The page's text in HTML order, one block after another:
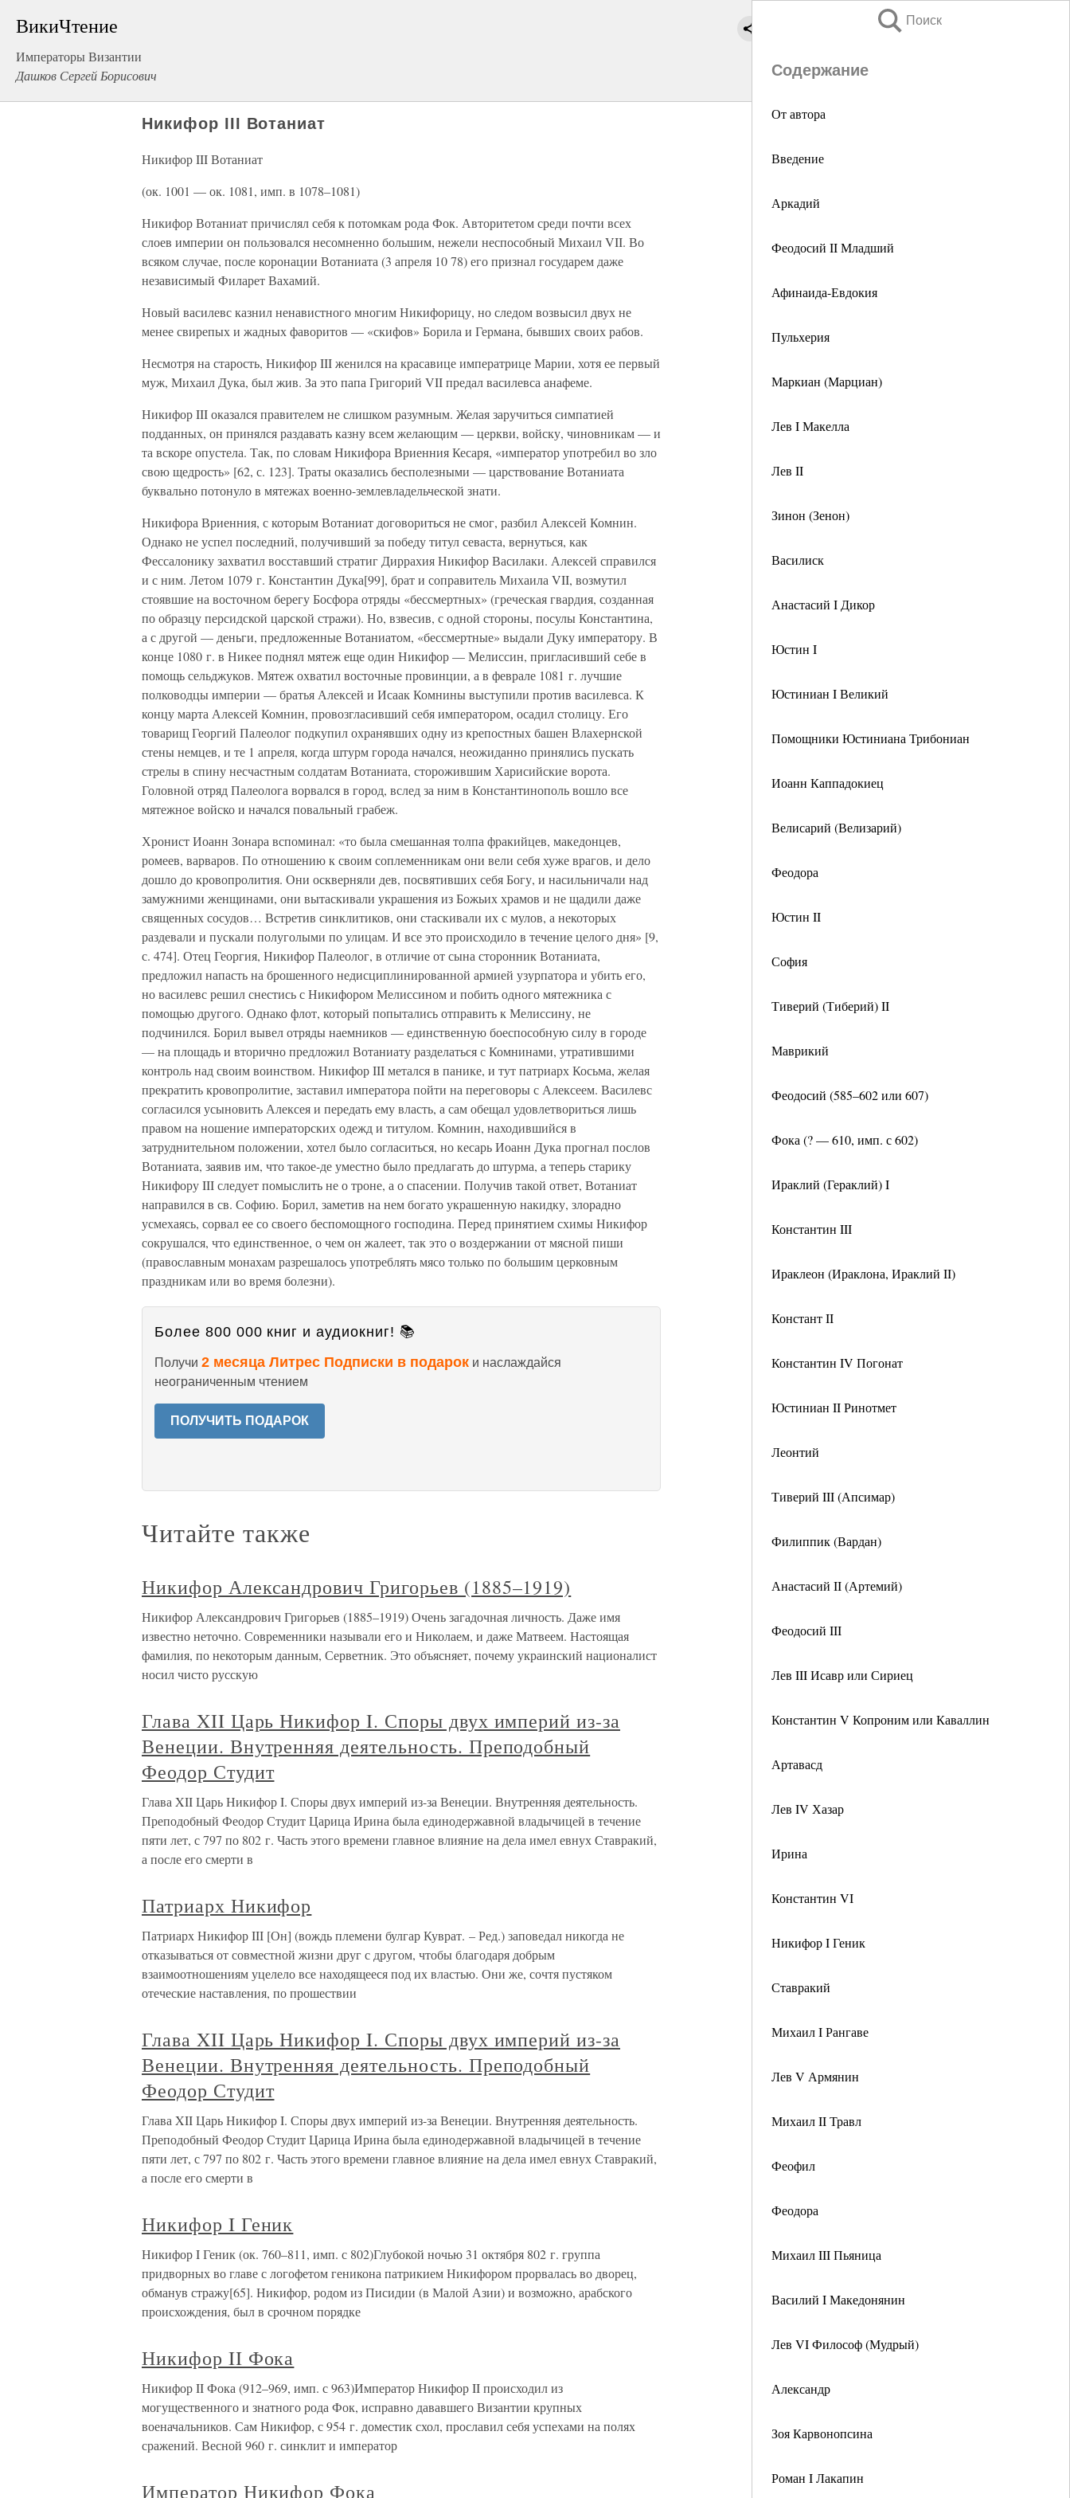
ВикиЧтение
Императоры Византии
Дашков Сергей Борисович
Поиск
Содержание
От автора
Введение
Аркадий
Феодосий II Младший
Афинаида-Евдокия
Пульхерия
Маркиан (Марциан)
Лев I Макелла
Лев II
Зинон (Зенон)
Василиск
Анастасий I Дикор
Юстин I
Юстиниан I Великий
Помощники Юстиниана Трибониан
Иоанн Каппадокиец
Велисарий (Велизарий)
Феодора
Юстин II
София
Тиверий (Тиберий) II
Маврикий
Феодосий (585–602 или 607)
Фока (? — 610, имп. с 602)
Ираклий (Гераклий) I
Константин III
Ираклеон (Ираклона, Ираклий II)
Констант II
Константин IV Погонат
Юстиниан II Ринотмет
Леонтий
Тиверий III (Апсимар)
Филиппик (Вардан)
Анастасий II (Артемий)
Феодосий III
Лев III Исавр или Сириец
Константин V Копроним или Каваллин
Артавасд
Лев IV Хазар
Ирина
Константин VI
Никифор I Геник
Ставракий
Михаил I Рангаве
Лев V Армянин
Михаил II Травл
Феофил
Феодора
Михаил III Пьяница
Василий I Македонянин
Лев VI Философ (Мудрый)
Александр
Зоя Карвонопсина
Роман I Лакапин
Никифор III Вотаниат
Никифор III Вотаниат
(ок. 1001 — ок. 1081, имп. в 1078–1081)
Никифор Вотаниат причислял себя к потомкам рода Фок. Авторитетом среди почти всех
слоев империи он пользовался несомненно большим, нежели неспособный Михаил VII. Во
всяком случае, после коронации Вотаниата (3 апреля 10 78) его признал государем даже
независимый Филарет Вахамий.
Новый василевс казнил ненавистного многим Никифорицу, но следом возвысил двух не
менее свирепых и жадных фаворитов — «скифов» Борила и Германа, бывших своих рабов.
Несмотря на старость, Никифор III женился на красавице императрице Марии, хотя ее первый
муж, Михаил Дука, был жив. За это папа Григорий VII предал василевса анафеме.
Никифор III оказался правителем не слишком разумным. Желая заручиться симпатией
подданных, он принялся раздавать казну всем желающим — церкви, войску, чиновникам — и
та вскоре опустела. Так, по словам Никифора Вриенния Кесаря, «император употребил во зло
свою щедрость» [62, с. 123]. Траты оказались бесполезными — царствование Вотаниата
буквально потонуло в мятежах военно-землевладельческой знати.
Никифора Вриенния, с которым Вотаниат договориться не смог, разбил Алексей Комнин.
Однако не успел последний, получивший за победу титул севаста, вернуться, как
Фессалонику захватил восставший стратиг Диррахия Никифор Василаки. Алексей справился
и с ним. Летом 1079 г. Константин Дука[99], брат и соправитель Михаила VII, возмутил
стоявшие на восточном берегу Босфора отряды «бессмертных» (греческая гвардия, созданная
по образцу персидской царской стражи). Но, взвесив, с одной стороны, посулы Константина,
а с другой — деньги, предложенные Вотаниатом, «бессмертные» выдали Дуку императору. В
конце 1080 г. в Никее поднял мятеж еще один Никифор — Мелиссин, пригласивший себе в
помощь сельджуков. Мятеж охватил восточные провинции, а в феврале 1081 г. лучшие
полководцы империи — братья Алексей и Исаак Комнины выступили против василевса. К
концу марта Алексей Комнин, провозгласивший себя императором, осадил столицу. Его
товарищ Георгий Палеолог подкупил охранявших одну из крепостных башен Влахернской
стены немцев, и те 1 апреля, когда штурм города начался, неожиданно принялись пускать
стрелы в спину несчастным солдатам Вотаниата, сторожившим Харисийские ворота.
Головной отряд Палеолога ворвался в город, вслед за ним в Константинополь вошло все
мятежное войско и начался повальный грабеж.
Хронист Иоанн Зонара вспоминал: «то была смешанная толпа фракийцев, македонцев,
ромеев, варваров. По отношению к своим соплеменникам они вели себя хуже врагов, и дело
дошло до кровопролития. Они оскверняли дев, посвятивших себя Богу, и насильничали над
замужними женщинами, они вытаскивали украшения из Божьих храмов и не щадили даже
священных сосудов… Встретив синклитиков, они стаскивали их с мулов, а некоторых
раздевали и пускали полуголыми по улицам. И все это происходило в течение целого дня» [9,
с. 474]. Отец Георгия, Никифор Палеолог, в отличие от сына сторонник Вотаниата,
предложил напасть на брошенного недисциплинированной армией узурпатора и убить его,
но василевс решил снестись с Никифором Мелиссином и побить одного мятежника с
помощью другого. Однако флот, который попытались отправить к Мелиссину, не
подчинился. Борил вывел отряды наемников — единственную боеспособную силу в городе
— на площадь и вторично предложил Вотаниату разделаться с Комнинами, утратившими
контроль над своим воинством. Никифор III метался в панике, и тут патриарх Косьма, желая
прекратить кровопролитие, заставил императора пойти на переговоры с Алексеем. Василевс
согласился усыновить Алексея и передать ему власть, а сам обещал удовлетвориться лишь
правом на ношение императорских одежд и титулом. Комнин, находившийся в
затруднительном положении, хотел было согласиться, но кесарь Иоанн Дука прогнал послов
Вотаниата, заявив им, что такое-де уместно было предлагать до штурма, а теперь старику
Никифору III следует помыслить не о троне, а о спасении. Получив такой ответ, Вотаниат
направился в св. Софию. Борил, заметив на нем богато украшенную накидку, злорадно
усмехаясь, сорвал ее со своего беспомощного господина. Перед принятием схимы Никифор
сокрушался, что единственное, о чем он жалеет, так это о воздержании от мясной пиши
(православным монахам разрешалось употреблять мясо только по большим церковным
праздникам или во время болезни).
Более 800 000 книг и аудиокниг! 📚
Получи 2 месяца Литрес Подписки в подарок и наслаждайся
неограниченным чтением
ПОЛУЧИТЬ ПОДАРОК
Читайте также
Никифор Александрович Григорьев (1885–1919)
Никифор Александрович Григорьев (1885–1919) Очень загадочная личность. Даже имя
известно неточно. Современники называли его и Николаем, и даже Матвеем. Настоящая
фамилия, по некоторым данным, Серветник. Это объясняет, почему украинский националист
носил чисто русскую
Глава XII Царь Никифор I. Споры двух империй из-за
Венеции. Внутренняя деятельность. Преподобный
Феодор Студит
Глава XII Царь Никифор I. Споры двух империй из-за Венеции. Внутренняя деятельность.
Преподобный Феодор Студит Царица Ирина была единодержавной владычицей в течение
пяти лет, с 797 по 802 г. Часть этого времени главное влияние на дела имел евнух Ставракий,
а после его смерти в
Патриарх Никифор
Патриарх Никифор III [Он] (вождь племени булгар Куврат. – Ред.) заповедал никогда не
отказываться от совместной жизни друг с другом, чтобы благодаря добрым
взаимоотношениям уцелело все находящееся под их властью. Они же, сочтя пустяком
отеческие наставления, по прошествии
Глава XII Царь Никифор I. Споры двух империй из-за
Венеции. Внутренняя деятельность. Преподобный
Феодор Студит
Глава XII Царь Никифор I. Споры двух империй из-за Венеции. Внутренняя деятельность.
Преподобный Феодор Студит Царица Ирина была единодержавной владычицей в течение
пяти лет, с 797 по 802 г. Часть этого времени главное влияние на дела имел евнух Ставракий,
а после его смерти в
Никифор I Геник
Никифор I Геник (ок. 760–811, имп. с 802)Глубокой ночью 31 октября 802 г. группа
придворных во главе с логофетом геникона патрикием Никифором прорвалась во дворец,
обманув стражу[65]. Никифор, родом из Писидии (в Малой Азии) и возможно, арабского
происхождения, был в срочном порядке
Никифор II Фока
Никифор II Фока (912–969, имп. с 963)Император Никифор II происходил из
могущественного и знатного рода Фок, исправно дававшего Византии крупных
военачальников. Сам Никифор, с 954 г. доместик схол, прославил себя успехами на полях
сражений. Весной 960 г. синклит и император
Император Никифор Фока